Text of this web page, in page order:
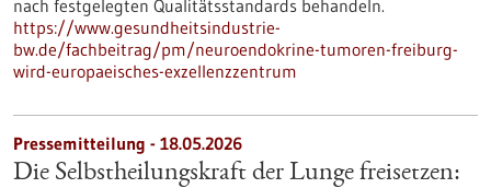
nach festgelegten Qualitätsstandards behandeln.
https://www.gesundheitsindustrie-
bw.de/fachbeitrag/pm/neuroendokrine-tumoren-freiburg-
wird-europaeisches-exzellenzzentrum
Pressemitteilung - 18.05.2026
Die Selbstheilungskraft der Lunge freisetzen: